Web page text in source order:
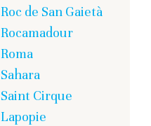
Roc de San Gaietà
Rocamadour
Roma
Sahara
Saint Cirque
Lapopie